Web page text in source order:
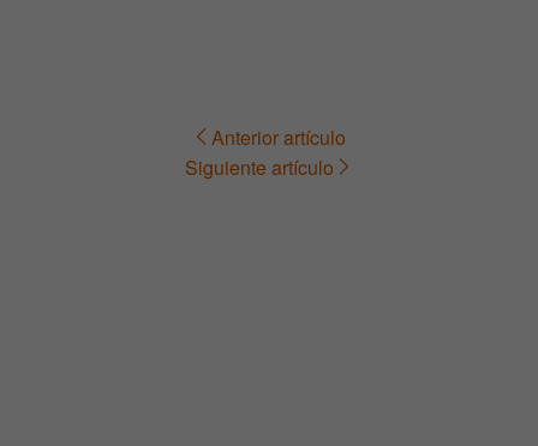
Navegación Anterior artículo
Siguiente artículo